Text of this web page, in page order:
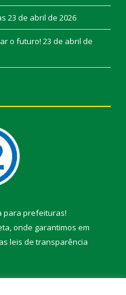
23 de abril de 2026
o futuro! 23 de abril de
para prefeituras!
onde garantimos em
leis de transparência